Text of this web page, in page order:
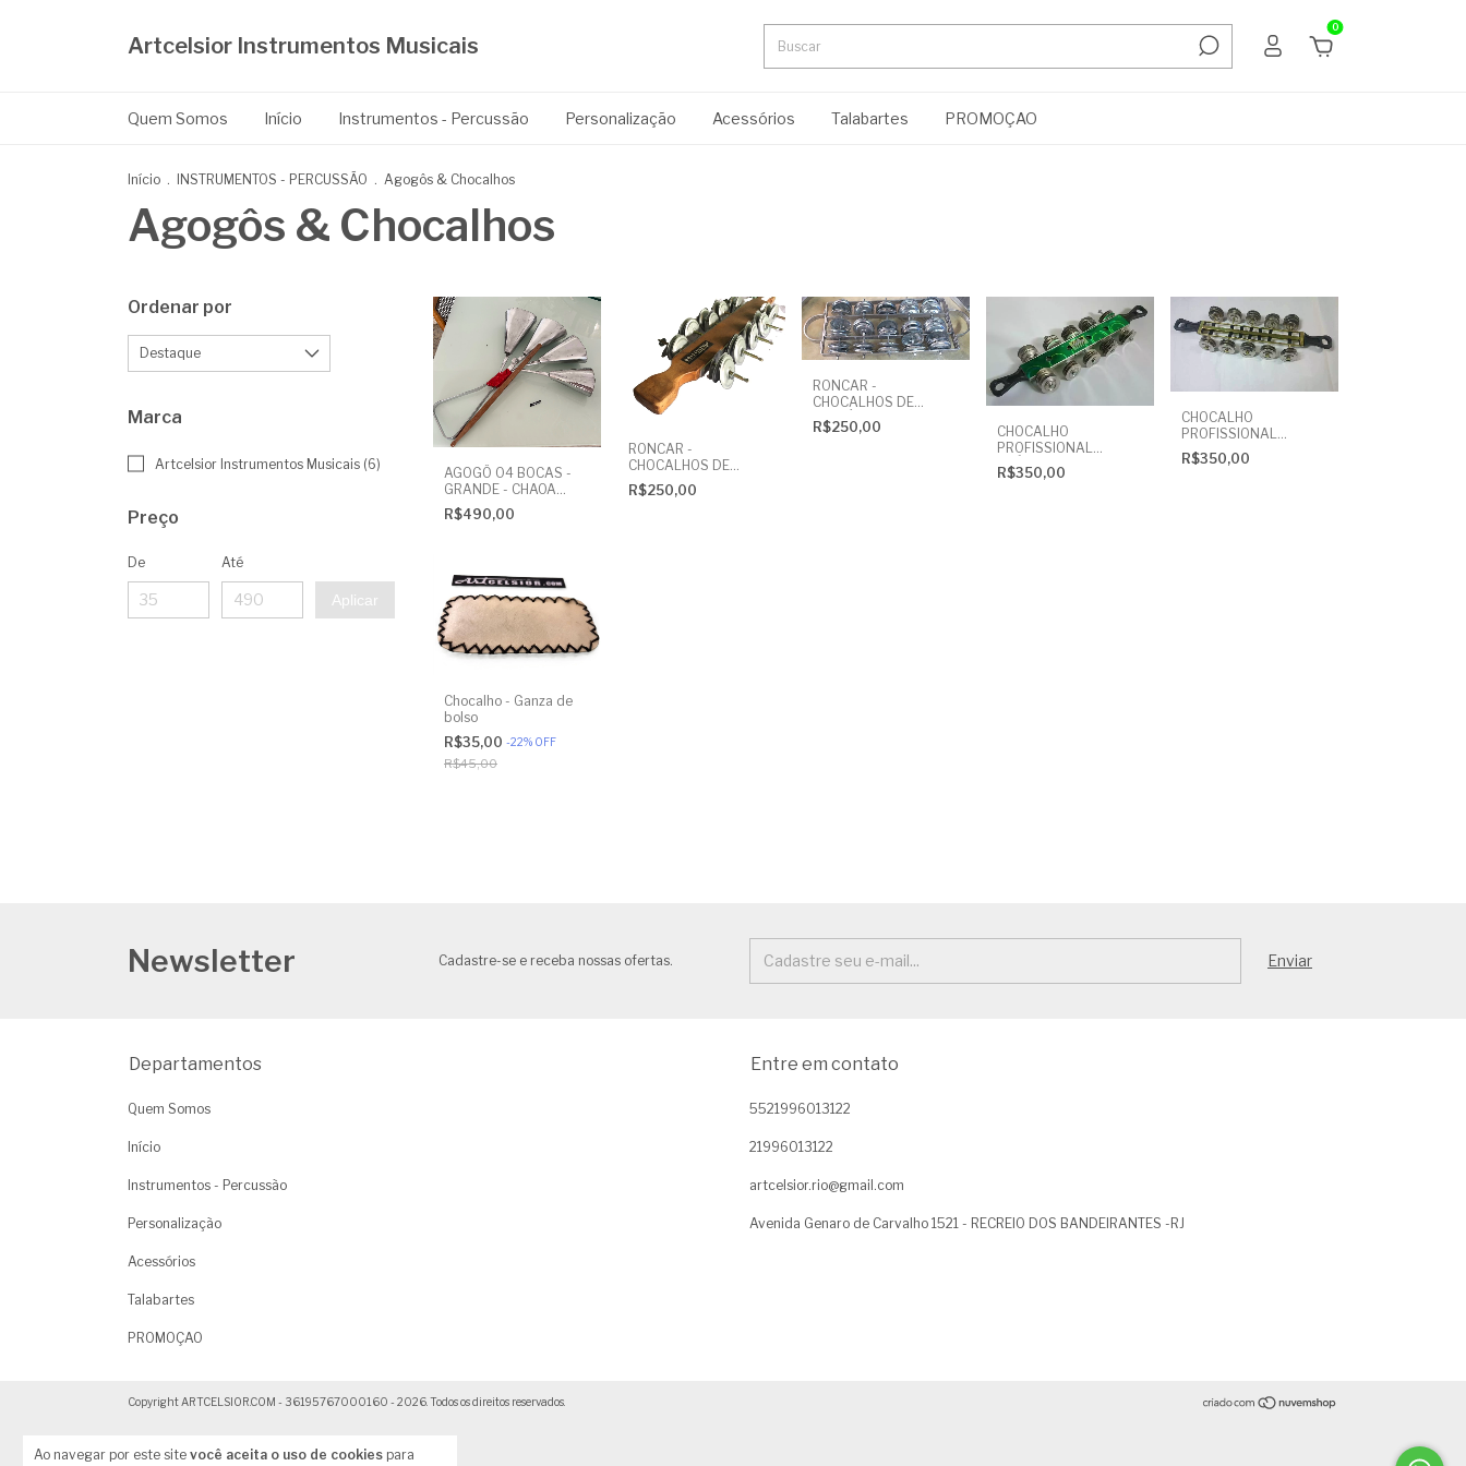
Artcelsior Instrumentos Musicais
0
Quem Somos Início Instrumentos - Percussão Personalização Acessórios Talabartes PROMOÇAO
Ao navegar por este site você aceita o uso de cookies para
Início . INSTRUMENTOS - PERCUSSÃO . Agogôs & Chocalhos
Agogôs & Chocalhos
Ordenar por
Marca
Artcelsior Instrumentos Musicais (6)
Preço
De Até
Aplicar
AGOGÔ 04 BOCAS -
GRANDE - CHAOA
POLIDA
R$490,00
RONCAR -
CHOCALHOS DE
MADEIRA -Platinelas
AÇO INOX
R$250,00
RONCAR -
CHOCALHOS DE
ALUMÍNIO
R$250,00
CHOCALHO
PROFISSIONAL
ACÚSTICO - IVSON
R$350,00
CHOCALHO
PROFISSIONAL
VAZADO - IVSON
R$350,00
Chocalho - Ganza de
bolso
R$35,00 -22% OFF
R$45,00
Newsletter Cadastre-se e receba nossas ofertas.
Departamentos
Quem Somos
Início
Instrumentos - Percussão
Personalização
Acessórios
Talabartes
PROMOÇAO
Entre em contato
5521996013122
21996013122
artcelsior.rio@gmail.com
Avenida Genaro de Carvalho 1521 - RECREIO DOS BANDEIRANTES -RJ
Copyright ARTCELSIOR.COM - 36195767000160 - 2026. Todos os direitos reservados.